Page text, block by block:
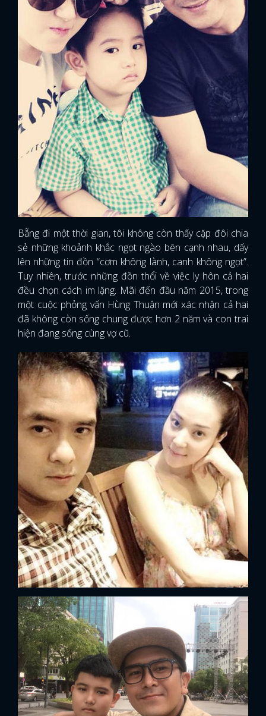
Bẵng đi một thời gian, tôi không còn thấy cặp đôi chia
sẻ những khoảnh khắc ngọt ngào bên cạnh nhau, dấy
lên những tin đồn “cơm không lành, canh không ngọt”.
Tuy nhiên, trước những đồn thổi về việc ly hôn cả hai
đều chọn cách im lặng. Mãi đến đầu năm 2015, trong
một cuộc phỏng vấn Hùng Thuận mới xác nhận cả hai
đã không còn sống chung được hơn 2 năm và con trai
hiện đang sống cùng vợ cũ.